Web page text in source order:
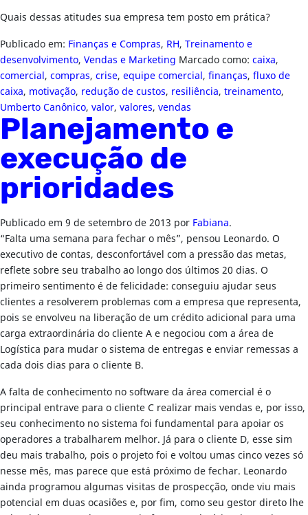
Quais dessas atitudes sua empresa tem posto em prática?
Publicado em: Finanças e Compras, RH, Treinamento e
desenvolvimento, Vendas e Marketing Marcado como: caixa,
comercial, compras, crise, equipe comercial, finanças, fluxo de
caixa, motivação, redução de custos, resiliência, treinamento,
Umberto Canônico, valor, valores, vendas
Planejamento e
execução de
prioridades
Publicado em 9 de setembro de 2013 por Fabiana.
“Falta uma semana para fechar o mês”, pensou Leonardo. O
executivo de contas, desconfortável com a pressão das metas,
reflete sobre seu trabalho ao longo dos últimos 20 dias. O
primeiro sentimento é de felicidade: conseguiu ajudar seus
clientes a resolverem problemas com a empresa que representa,
pois se envolveu na liberação de um crédito adicional para uma
carga extraordinária do cliente A e negociou com a área de
Logística para mudar o sistema de entregas e enviar remessas a
cada dois dias para o cliente B.
A falta de conhecimento no software da área comercial é o
principal entrave para o cliente C realizar mais vendas e, por isso,
seu conhecimento no sistema foi fundamental para apoiar os
operadores a trabalharem melhor. Já para o cliente D, esse sim
deu mais trabalho, pois o projeto foi e voltou umas cinco vezes só
nesse mês, mas parece que está próximo de fechar. Leonardo
ainda programou algumas visitas de prospecção, onde viu mais
potencial em duas ocasiões e, por fim, como seu gestor direto lhe